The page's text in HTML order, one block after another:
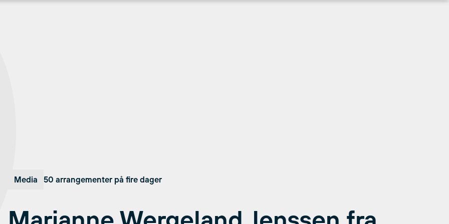
Media 50 arrangementer på fire dager